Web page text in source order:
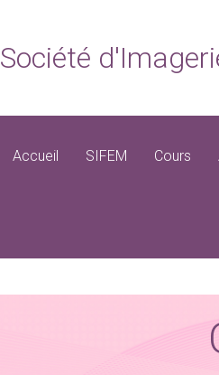
Société
Accueil SIFEM Cours